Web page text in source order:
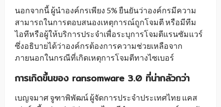
นอกจากนี้ ผู้นำองค์กรเพียง 5% ยืนยันว่าองค์กรมีความ
สามารถในการตอบสนองเหตุการณ์ถูกโจมตี หรือมีทีม
ไอทีหรือผู้ให้บริการประจำเพื่อระบุการโจมตีแรนซัมแวร์
ซึ่งอธิบายได้ว่าองค์กรต้องการความช่วยเหลือจาก
ภายนอกในกรณีที่เกิดเหตุการโจมตีทางไซเบอร์
การเกิดขึ้นของ ransomware 3.0 ที่น่ากลัวกว่า
เบญจมาศ จูฑาพิพัฒน์ ผู้จัดการประจำประเทศไทย แคส